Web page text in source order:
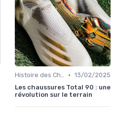
Histoire des Chaussures de Football • 13/02/2025
Les chaussures Total 90 : une
révolution sur le terrain